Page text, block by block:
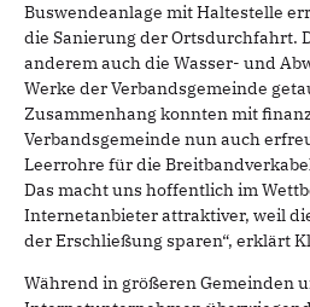
Buswendeanlage mit Haltestelle
die Sanierung der Ortsdurchfahrt.
anderem auch die Wasser- und
Werke der Verbandsgemeinde
Zusammenhang konnten mit
Verbandsgemeinde nun auch
Leerrohre für die
Das macht uns hoffentlich im
Internetanbieter attraktiver, weil
der Erschließung sparen“, erklärt
Während in größeren Gemeinden